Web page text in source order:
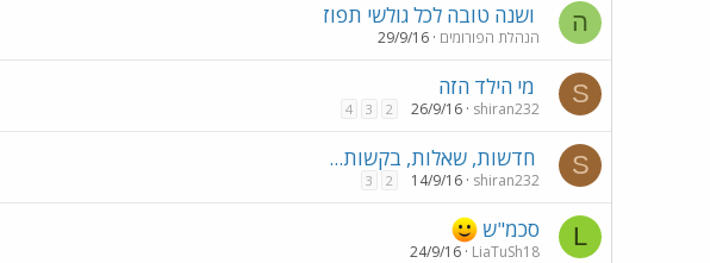
ה ושנה טובה לכל גולשי תפוז
הנהלת הפורומים 29/9/16
S מי הילד הזה
shiran232
26/9/16
2
3
4
S חדשות, שאלות, בקשות...
shiran232
14/9/16
2
3
L סכמ"ש
LiaTuSh18
24/9/16